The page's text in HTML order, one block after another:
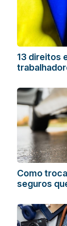
13 direitos
Como
seguros